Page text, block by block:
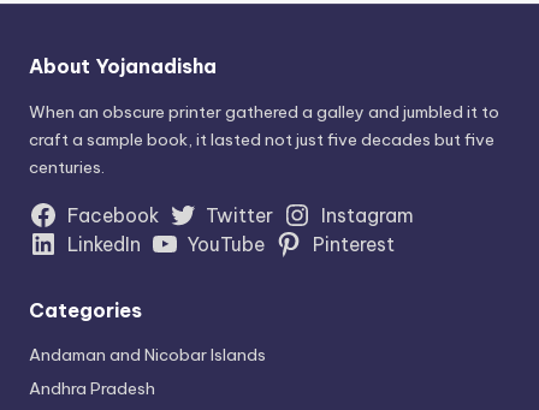
About Yojanadisha
When an obscure printer gathered a galley and jumbled it to
craft a sample book, it lasted not just five decades but five
centuries.
Facebook Twitter
Instagram
LinkedIn
YouTube Pinterest
Categories
Andaman and Nicobar Islands
Andhra Pradesh